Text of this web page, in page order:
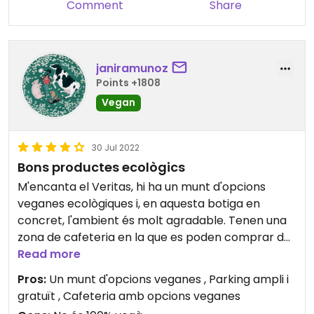
Comment Share
janiramunoz
Points +1808
Vegan
30 Jul 2022
Bons productes ecològics
M'encanta el Veritas, hi ha un munt d'opcions
veganes ecològiques i, en aquesta botiga en
concret, l'ambient és molt agradable. Tenen una
zona de cafeteria en la que es poden comprar dos
tipus de croissants vegans; un de dolç i un amb
frankfurt de tofu, també tenen diferents tipus de
llets vegetals per al cafè o les infusions. A part
d'un munt d'opcions de menjar fresc i envasat,
Read more
Pros: Un munt d'opcions veganes , Parking ampli i
gratuït , Cafeteria amb opcions veganes